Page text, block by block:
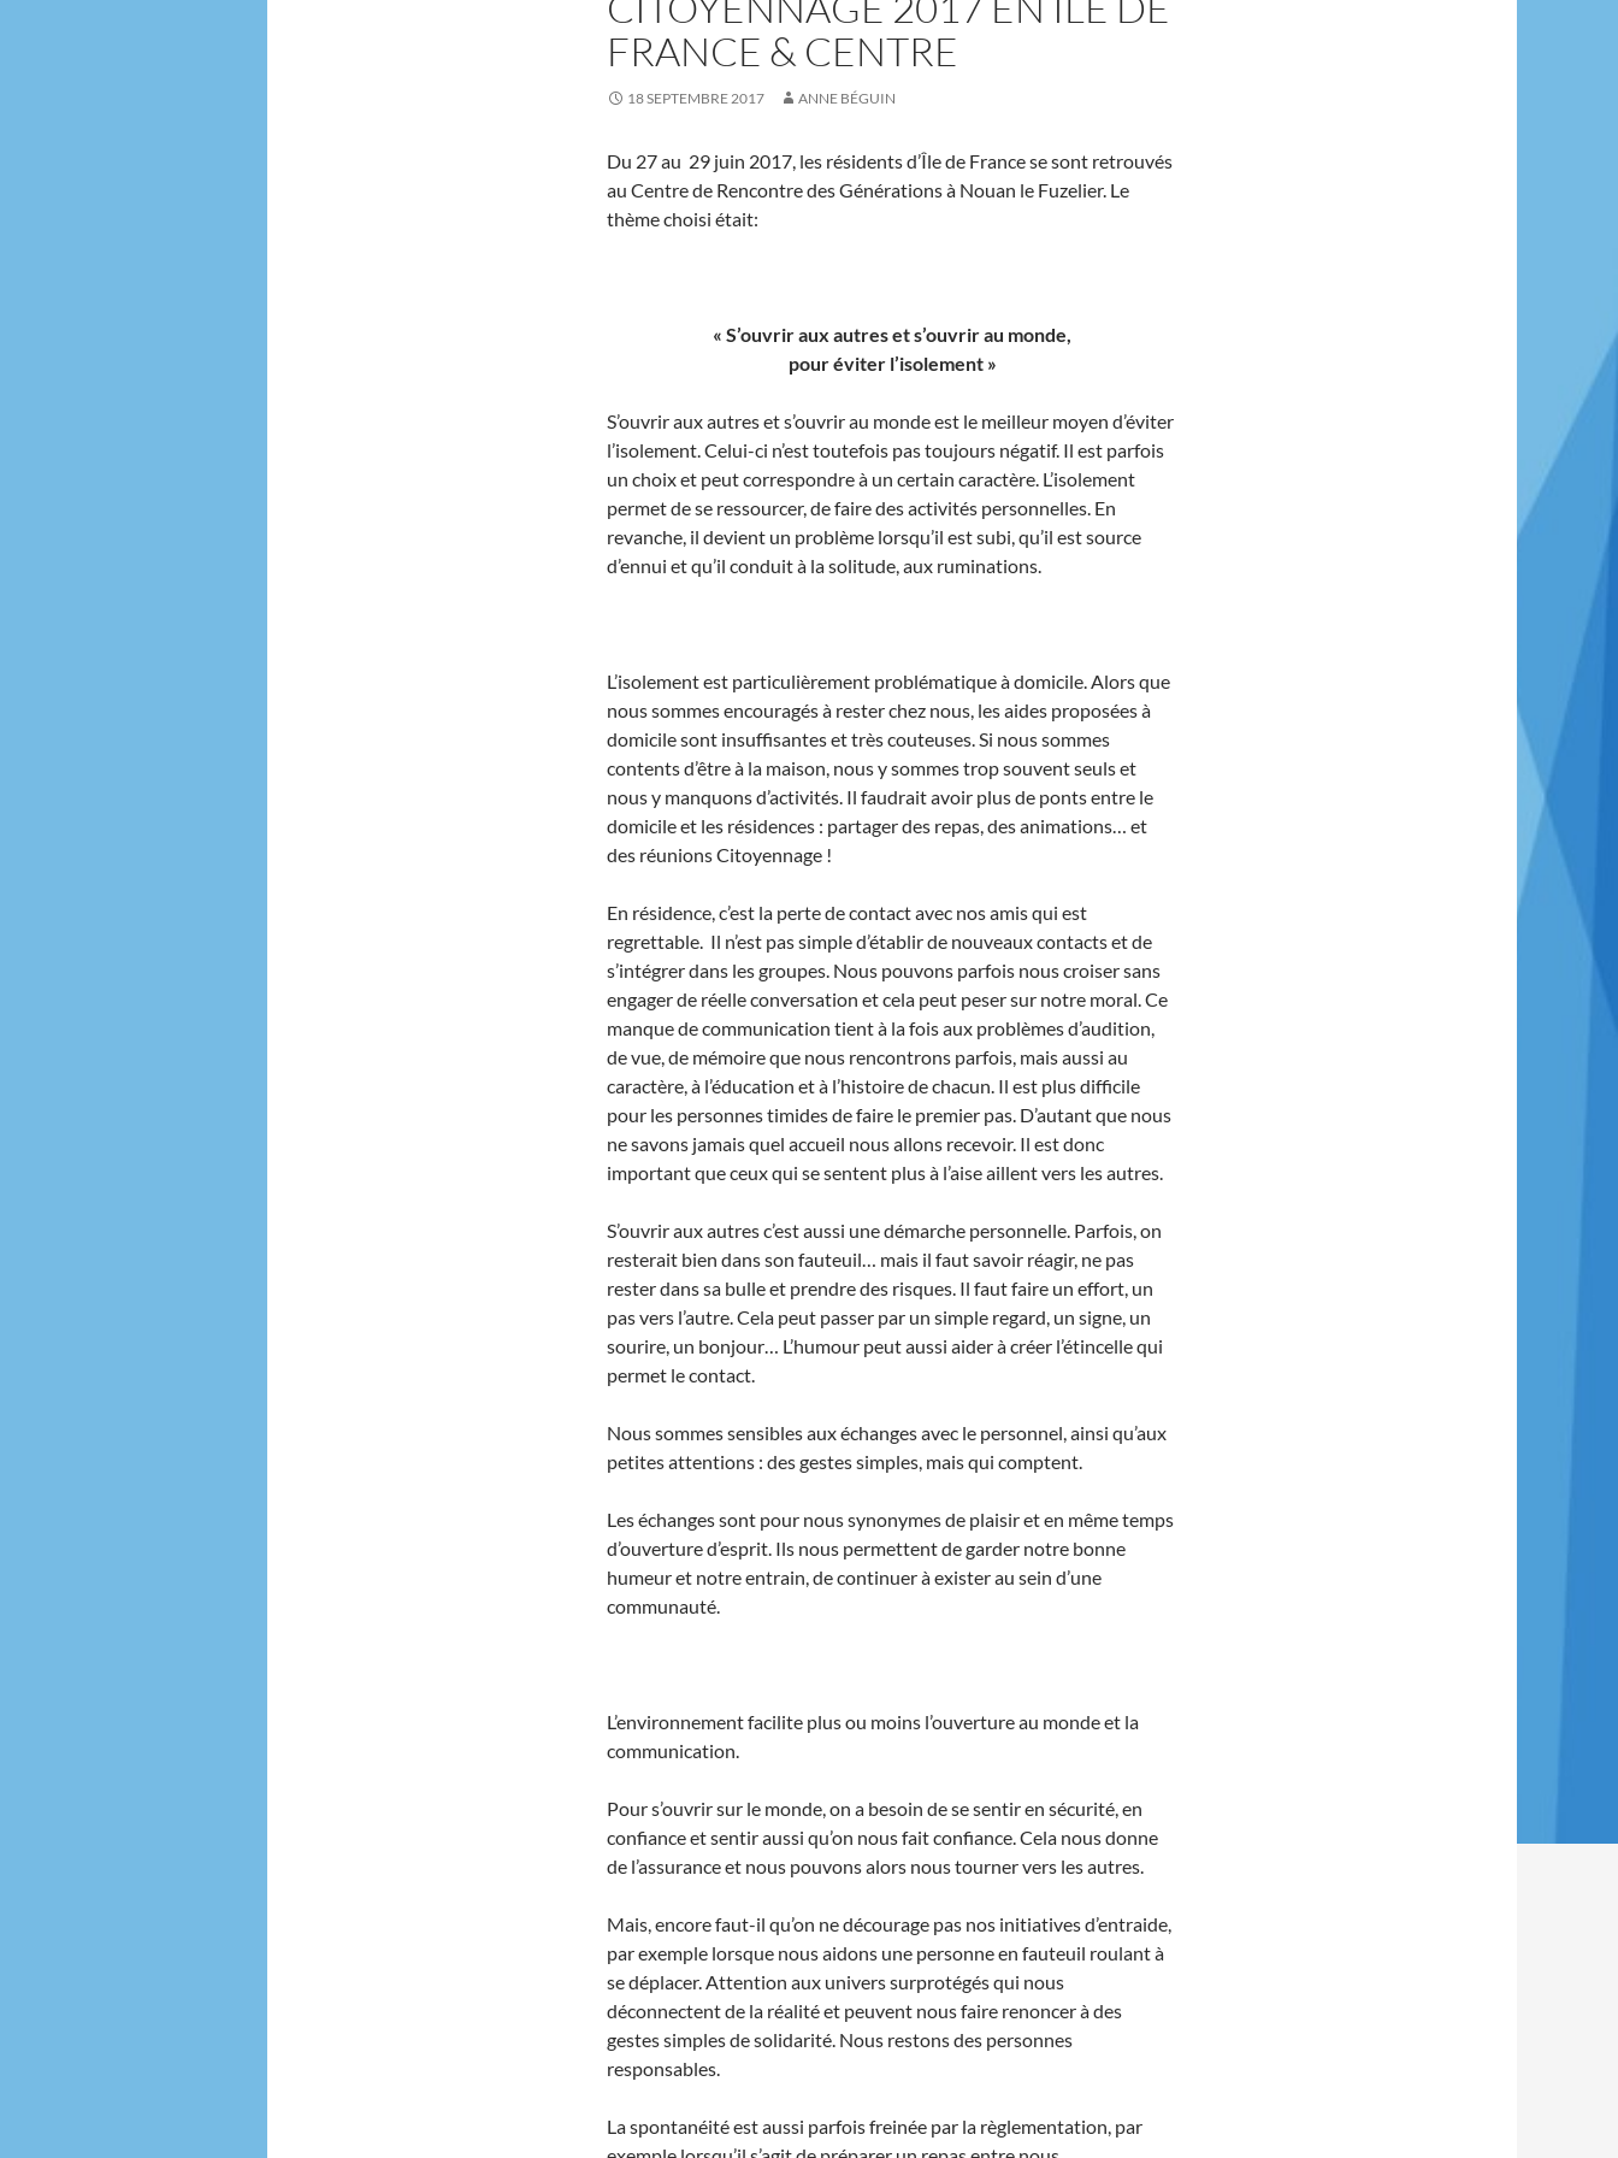
FRANCE & CENTRE
18 SEPTEMBRE 2017 ANNE BÉGUIN
Du 27 au 29 juin 2017, les résidents d’Île de France se sont retrouvés
au Centre de Rencontre des Générations à Nouan le Fuzelier. Le
thème choisi était:
« S’ouvrir aux autres et s’ouvrir au monde,
pour éviter l’isolement »
S’ouvrir aux autres et s’ouvrir au monde est le meilleur moyen d’éviter
l’isolement. Celui-ci n’est toutefois pas toujours négatif. Il est parfois
un choix et peut correspondre à un certain caractère. L’isolement
permet de se ressourcer, de faire des activités personnelles. En
revanche, il devient un problème lorsqu’il est subi, qu’il est source
d’ennui et qu’il conduit à la solitude, aux ruminations.
L’isolement est particulièrement problématique à domicile. Alors que
nous sommes encouragés à rester chez nous, les aides proposées à
domicile sont insuffisantes et très couteuses. Si nous sommes
contents d’être à la maison, nous y sommes trop souvent seuls et
nous y manquons d’activités. Il faudrait avoir plus de ponts entre le
domicile et les résidences : partager des repas, des animations… et
des réunions Citoyennage !
En résidence, c’est la perte de contact avec nos amis qui est
regrettable. Il n’est pas simple d’établir de nouveaux contacts et de
s’intégrer dans les groupes. Nous pouvons parfois nous croiser sans
engager de réelle conversation et cela peut peser sur notre moral. Ce
manque de communication tient à la fois aux problèmes d’audition,
de vue, de mémoire que nous rencontrons parfois, mais aussi au
caractère, à l’éducation et à l’histoire de chacun. Il est plus difficile
pour les personnes timides de faire le premier pas. D’autant que nous
ne savons jamais quel accueil nous allons recevoir. Il est donc
important que ceux qui se sentent plus à l’aise aillent vers les autres.
S’ouvrir aux autres c’est aussi une démarche personnelle. Parfois, on
resterait bien dans son fauteuil… mais il faut savoir réagir, ne pas
rester dans sa bulle et prendre des risques. Il faut faire un effort, un
pas vers l’autre. Cela peut passer par un simple regard, un signe, un
sourire, un bonjour… L’humour peut aussi aider à créer l’étincelle qui
permet le contact.
Nous sommes sensibles aux échanges avec le personnel, ainsi qu’aux
petites attentions : des gestes simples, mais qui comptent.
Les échanges sont pour nous synonymes de plaisir et en même temps
d’ouverture d’esprit. Ils nous permettent de garder notre bonne
humeur et notre entrain, de continuer à exister au sein d’une
communauté.
L’environnement facilite plus ou moins l’ouverture au monde et la
communication.
Pour s’ouvrir sur le monde, on a besoin de se sentir en sécurité, en
confiance et sentir aussi qu’on nous fait confiance. Cela nous donne
de l’assurance et nous pouvons alors nous tourner vers les autres.
Mais, encore faut-il qu’on ne décourage pas nos initiatives d’entraide,
par exemple lorsque nous aidons une personne en fauteuil roulant à
se déplacer. Attention aux univers surprotégés qui nous
déconnectent de la réalité et peuvent nous faire renoncer à des
gestes simples de solidarité. Nous restons des personnes
responsables.
La spontanéité est aussi parfois freinée par la règlementation, par